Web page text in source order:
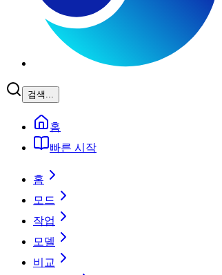
검색...
홈
빠른 시작
홈
모드
작업
모델
비교